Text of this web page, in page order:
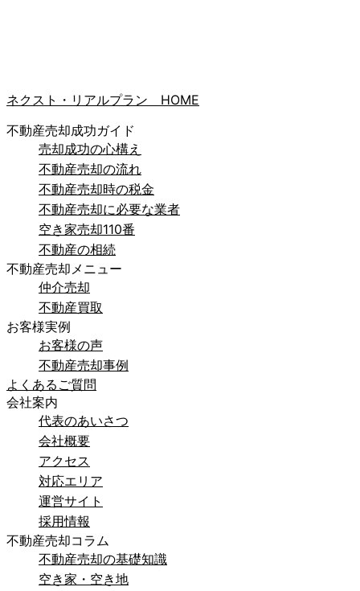
ネクスト・リアルプラン HOME
不動産売却成功ガイド
売却成功の心構え
不動産売却の流れ
不動産売却時の税金
不動産売却に必要な業者
空き家売却110番
不動産の相続
不動産売却メニュー
仲介売却
不動産買取
お客様実例
お客様の声
不動産売却事例
よくあるご質問
会社案内
代表のあいさつ
会社概要
アクセス
対応エリア
運営サイト
採用情報
不動産売却コラム
不動産売却の基礎知識
空き家・空き地